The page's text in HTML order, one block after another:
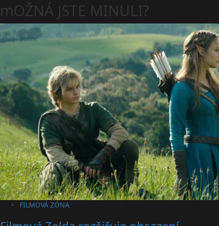
mOŽNÁ JSTE MINULI?
FILMOVÁ ZÓNA